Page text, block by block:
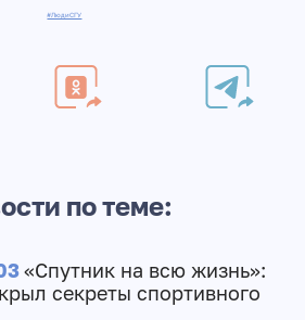
#ЛюдиСГУ
по теме:
«Спутник на всю жизнь»:
секреты спортивного